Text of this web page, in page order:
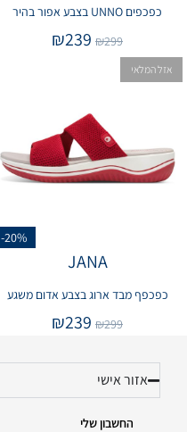
כפכפים UNNO בצבע אפור בהיר
₪299
₪239
-20%
אזל המלאי
JANA
כפכפף מבד ארוג בצבע אדום משגע
₪299
₪239
אזור אישי
החשבון שלי